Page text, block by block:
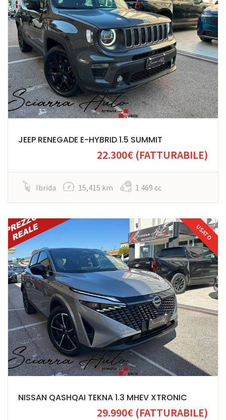
JEEP RENEGADE E-HYBRID 1.5 SUMMIT
22.300€ (FATTURABILE)
Ibrida 15,415 km 1 469 cc
USATO
NISSAN QASHQAI TEKNA 1.3 MHEV XTRONIC
29.990€ (FATTURABILE)